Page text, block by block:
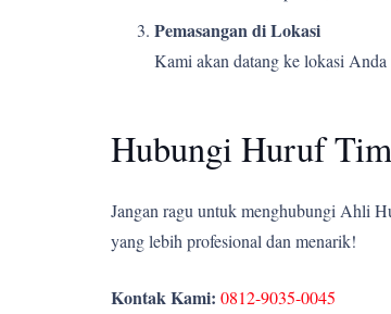
Pemasangan di Lokasi
Kami akan datang ke lokasi
Hubungi Huruf
Jangan ragu untuk menghubungi Ahli
yang lebih profesional dan menarik!
Kontak Kami: 0812-9035-0045